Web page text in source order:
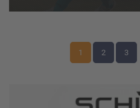
1 2 3